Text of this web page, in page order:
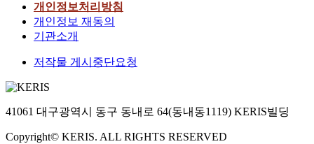
개인정보처리방침
개인정보 재동의
기관소개
저작물 게시중단요청
41061 대구광역시 동구 동내로 64(동내동1119) KERIS빌딩
Copyright© KERIS. ALL RIGHTS RESERVED